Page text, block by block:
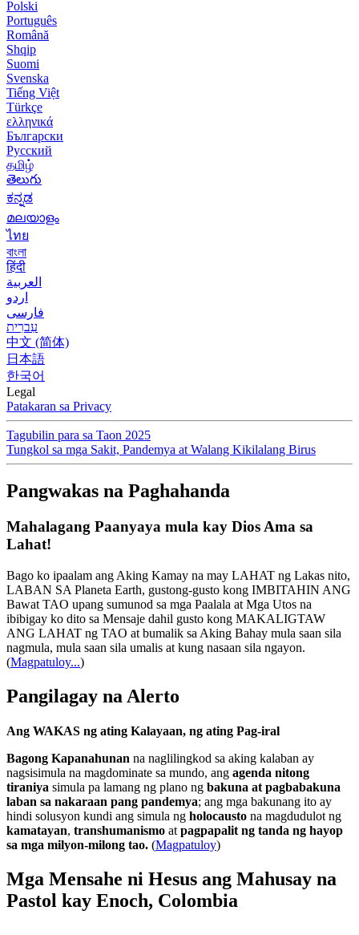
Polski
Português
Română
Shqip
Suomi
Svenska
Tiếng Việt
Türkçe
ελληνικά
Български
Русский
தமிழ்
తెలుగు
ಕನ್ನಡ
മലയാളം
ไทย
বাংলা
हिंदी
العربية
اردو
فارسی
עִברִית
中文 (简体)
日本語
한국어
Legal
Patakaran sa Privacy
Tagubilin para sa Taon 2025
Tungkol sa mga Sakit, Pandemya at Walang Kikilalang Birus
Pangwakas na Paghahanda
Mahalagang Paanyaya mula kay Dios Ama sa
Lahat!
Bago ko ipaalam ang Aking Kamay na may LAHAT ng Lakas nito,
LABAN SA Planeta Earth, gustong-gusto kong IMBITAHIN ANG
Bawat TAO upang sumunod sa mga Paalala at Mga Utos na
ibibigay ko dito sa Mensaje dahil gusto kong MAKALIGTAW
ANG LAHAT ng TAO at bumalik sa Aking Bahay mula saan sila
nagmula, mula saan sila umalis at kung nasaan sila ngayon.
(Magpatuloy...)
Pangilagay na Alerto
Ang WAKAS ng ating Kalayaan, ng ating Pag-iral
Bagong Kapanahunan na naglilingkod sa aking kalaban ay
nagsisimula na magdominate sa mundo, ang agenda nitong
tiraniya simula pa lamang ng plano ng bakuna at pagbabakuna
laban sa nakaraan pang pandemya; ang mga bakunang ito ay
hindi solusyon kundi ang simula ng holocausto na magdudulot ng
kamatayan, transhumanismo at pagpapalit ng tanda ng hayop
sa mga milyon-milong tao. (Magpatuloy)
Mga Mensahe ni Hesus ang Mahusay na
Pastol kay Enoch, Colombia